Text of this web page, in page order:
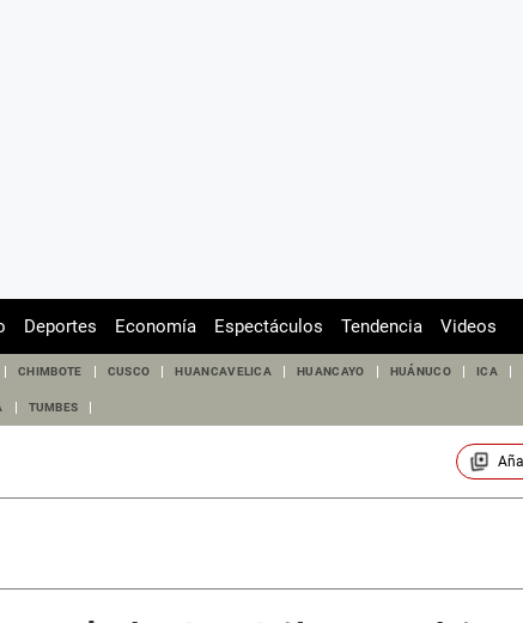
Deportes Economía Espectáculos Tendencia Videos
CHIMBOTE CUSCO HUANCAVELICA HUANCAYO HUÁNUCO ICA
TUMBES